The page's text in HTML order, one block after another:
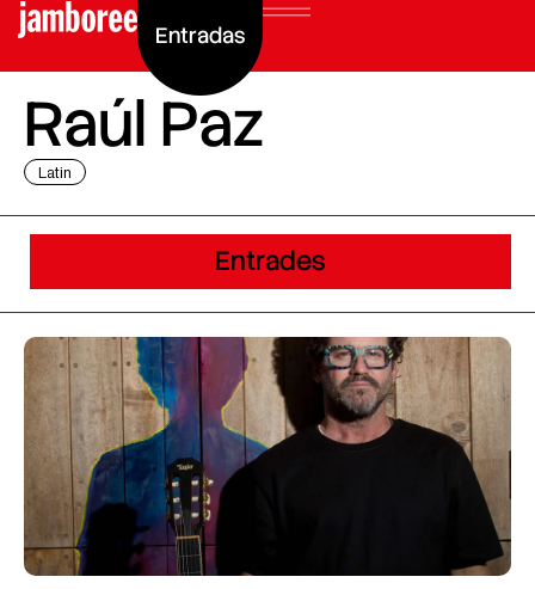
Entradas
Raúl Paz
Latin
Entrades